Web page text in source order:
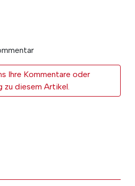
Ihre Kommentare oder
zu diesem Artikel.